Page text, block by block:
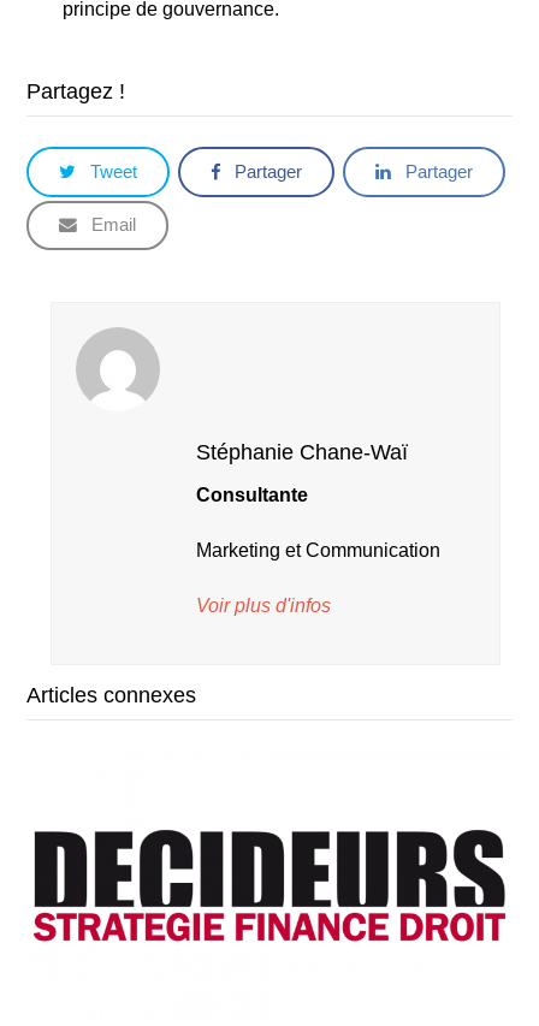
principe de gouvernance.
Partagez !
Tweet Partager Partager
Email
Stéphanie Chane-Waï
Consultante
Marketing et Communication
Voir plus d'infos
Articles connexes